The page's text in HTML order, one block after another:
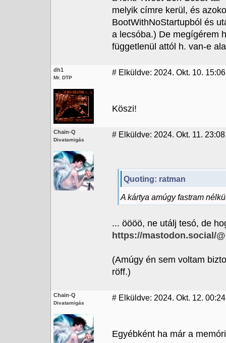
melyik címre kerül, és
BootWithNoStartupból és
a lecsóba.) De megígérem
függetlenül attól h. van-e
dh1
Mr. DTP
# Elküldve: 2024. Okt. 10. 15:06
Köszi!
Chain-Q
Divatamigás
# Elküldve: 2024. Okt. 11.
Quoting: ratman
A kártya amúgy fastram
... öööö, ne utálj tesó, de
https://mastodon.social/
(Amúgy én sem voltam
röff.)
Chain-Q
Divatamigás
# Elküldve: 2024. Okt. 12. 00:24
Egyébként ha már a